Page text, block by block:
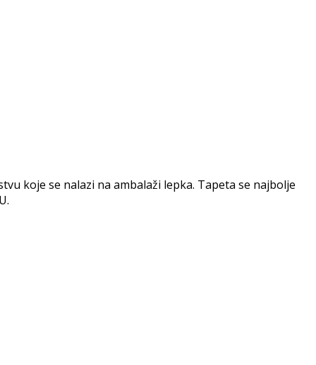
koje se nalazi na ambalaži lepka. Tapeta se najbolje